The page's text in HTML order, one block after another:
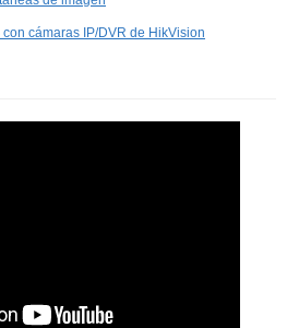
cámaras IP/DVR de HikVision